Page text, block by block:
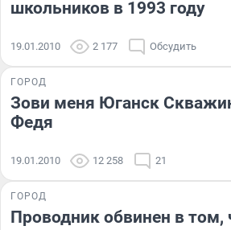
школьников в 1993 году
19.01.2010 2 177 Обсудить
ГОРОД
Зови меня Юганск
Федя
19.01.2010 12 258 21
ГОРОД
Проводник обвинен в том,